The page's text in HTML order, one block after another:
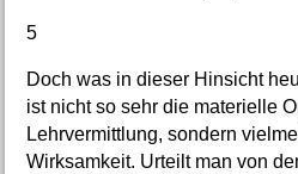
5
Doch was in dieser Hinsicht
ist nicht so sehr die materielle
Lehrvermittlung, sondern
Wirksamkeit. Urteilt man von